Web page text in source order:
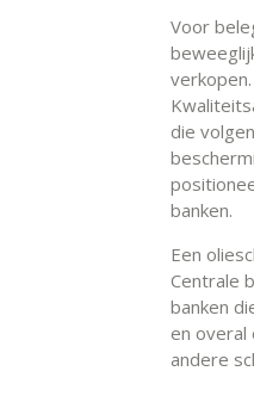
Voor
die
banken.
Een
Centrale
banken
en overal
andere